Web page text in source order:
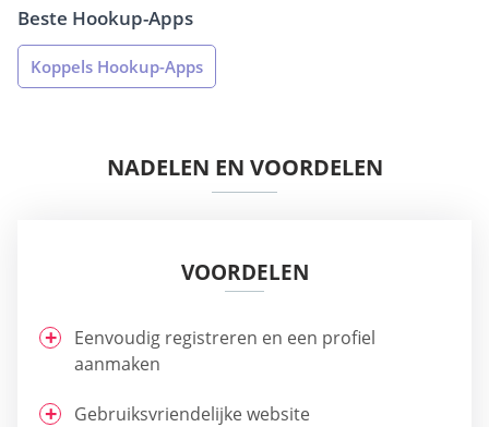
Beste Hookup-Apps
Koppels Hookup-Apps
NADELEN EN VOORDELEN
VOORDELEN
Eenvoudig registreren en een profiel
aanmaken
Gebruiksvriendelijke website